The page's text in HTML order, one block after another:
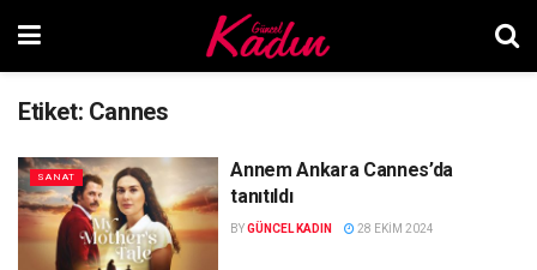
Etiket: Cannes
SANAT
Annem Ankara Cannes’da
tanıtıldı
BYGÜNCEL KADIN 28 EKIM 2024